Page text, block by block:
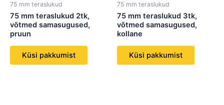
75 mm teraslukud
75 mm teraslukud 2tk,
võtmed samasugused,
pruun
Küsi pakkumist
75 mm teraslukud
75 mm teraslukud 3tk,
võtmed samasugused,
kollane
Küsi pakkumist